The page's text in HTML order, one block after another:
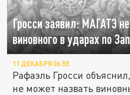
Гросси заявил: МАГАТЭ
виновного в ударах по
11 ДЕКАБРЯ 06:55
Рафаэль Гросси
не может назвать